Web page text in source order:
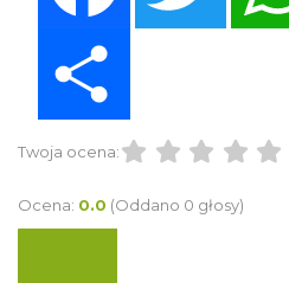
Twoja ocena:
Ocena: 0.0 (Oddano 0 głosy)